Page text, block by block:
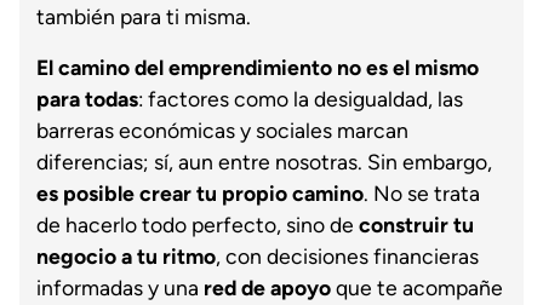
también para ti misma.
El camino del emprendimiento no es el mismo
para todas: factores como la desigualdad, las
barreras económicas y sociales marcan
diferencias; sí, aun entre nosotras. Sin embargo,
es posible crear tu propio camino. No se trata
de hacerlo todo perfecto, sino de construir tu
negocio a tu ritmo, con decisiones financieras
informadas y una red de apoyoque te acompañe